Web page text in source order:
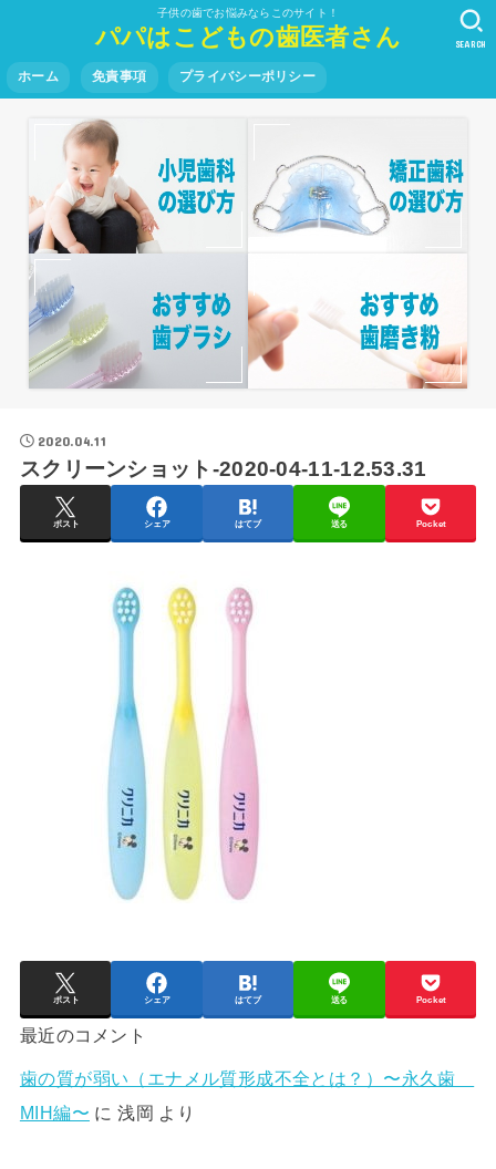
子供の歯でお悩みならこのサイト！
パパはこどもの歯医者さん
ホーム 免責事項 プライバシーポリシー
SEARCH
2020.04.11
スクリーンショット-2020-04-11-12.53.31
ポスト シェア はてブ 送る Pocket
ポスト シェア はてブ 送る Pocket
最近のコメント
歯の質が弱い（エナメル質形成不全とは？）〜永久歯
MIH編〜 に浅岡 より